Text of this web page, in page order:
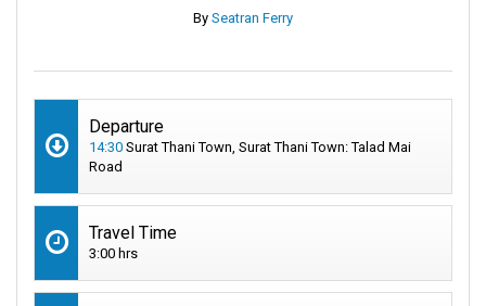
By Seatran Ferry
Departure
14:30 Surat Thani Town, Surat Thani Town: Talad Mai
Road
Travel Time
3:00 hrs